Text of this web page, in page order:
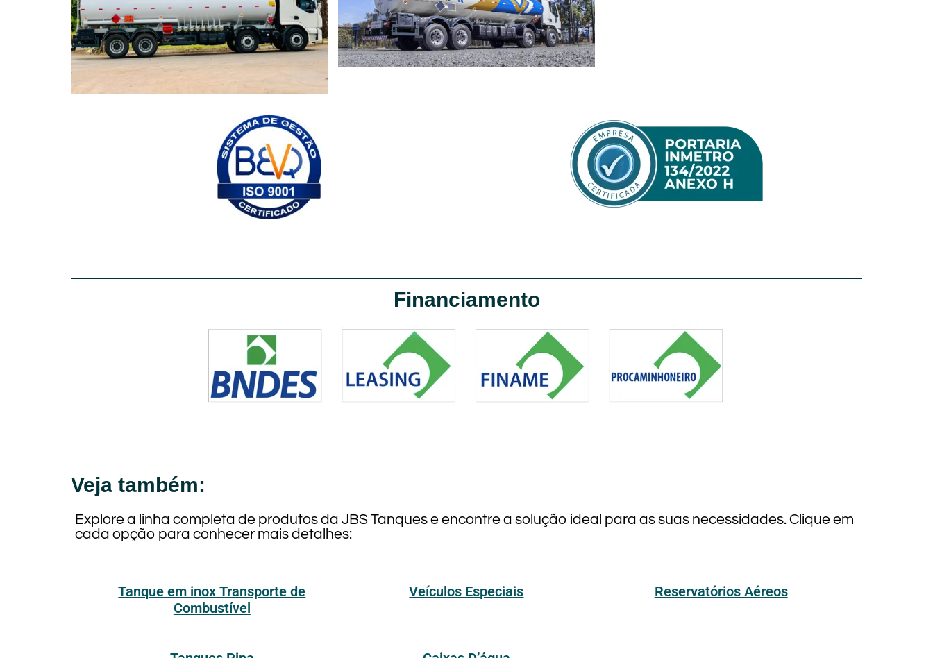
Financiamento
Veja também:
Explore a linha completa de produtos da JBS Tanques e encontre a solução ideal para as suas necessidades. Clique em
cada opção para conhecer mais detalhes:
Tanque em inox Transporte de
Combustível
Veículos Especiais Reservatórios Aéreos